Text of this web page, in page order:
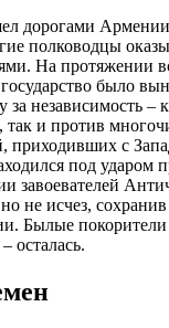
дорогами Армении
полководцы
На протяжении
было
независимость –
и против
приходивших с
под ударом
завоевателей
не исчез,
Былые покорители
осталась.